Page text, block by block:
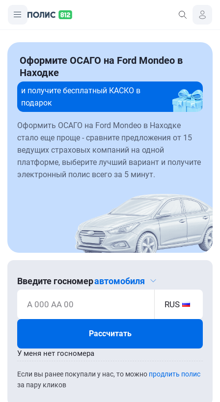
Оформите ОСАГО на Ford Mondeo в
Находке
и получите бесплатный КАСКО в
подарок
Оформить ОСАГО на Ford Mondeo в Находке
стало еще проще - сравните предложения от 15
ведущих страховых компаний на одной
платформе, выберите лучший вариант и получите
электронный полис всего за 5 минут.
Введите госномеравтомобиля
А 000 АА 00 RUS
Рассчитать
Если вы ранее покупали у нас, то можно продлить полис
за пару кликов
У меня нет госномера